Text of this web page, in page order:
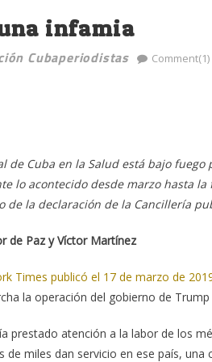
infamia
Cubaperiodistas Comment(1)
de Cuba en la Salud está bajo
lo acontecido desde marzo hasta
de la declaración de la Cancillería
de Paz y Víctor Martínez
Times publicó el 17 de marzo de
la operación del gobierno de
prestado atención a la labor de los
de miles dan servicio en ese país,